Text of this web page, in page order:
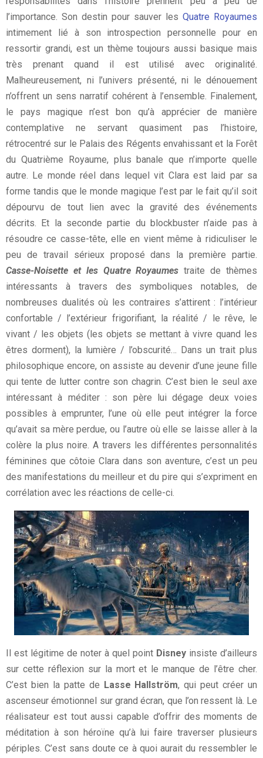
l’importance. Son destin pour sauver les Quatre Royaumes
intimement lié à son introspection personnelle pour en
ressortir grandi, est un thème toujours aussi basique mais
très prenant quand il est utilisé avec originalité.
Malheureusement, ni l’univers présenté, ni le dénouement
n’offrent un sens narratif cohérent à l’ensemble. Finalement,
le pays magique n’est bon qu’à apprécier de manière
contemplative ne servant quasiment pas l’histoire,
rétrocentré sur le Palais des Régents envahissant et la Forêt
du Quatrième Royaume, plus banale que n’importe quelle
autre. Le monde réel dans lequel vit Clara est laid par sa
forme tandis que le monde magique l’est par le fait qu’il soit
dépourvu de tout lien avec la gravité des événements
décrits. Et la seconde partie du blockbuster n’aide pas à
résoudre ce casse-tête, elle en vient même à ridiculiser le
peu de travail sérieux proposé dans la première partie.
Casse-Noisette et les Quatre Royaumes traite de thèmes
intéressants à travers des symboliques notables, de
nombreuses dualités où les contraires s’attirent : l’intérieur
confortable / l’extérieur frigorifiant, la réalité / le rêve, le
vivant / les objets (les objets se mettant à vivre quand les
êtres dorment), la lumière / l’obscurité… Dans un trait plus
philosophique encore, on assiste au devenir d’une jeune fille
qui tente de lutter contre son chagrin. C’est bien le seul axe
intéressant à méditer : son père lui dégage deux voies
possibles à emprunter, l’une où elle peut intégrer la force
qu’avait sa mère perdue, ou l’autre où elle se laisse aller à la
colère la plus noire. A travers les différentes personnalités
féminines que côtoie Clara dans son aventure, c’est un peu
des manifestations du meilleur et du pire qui s’expriment en
corrélation avec les réactions de celle-ci.
Il est légitime de noter à quel point Disney insiste d’ailleurs
sur cette réflexion sur la mort et le manque de l’être cher.
C’est bien la patte de Lasse Hallström, qui peut créer un
ascenseur émotionnel sur grand écran, que l’on ressent là. Le
réalisateur est tout aussi capable d’offrir des moments de
méditation à son héroïne qu’à lui faire traverser plusieurs
périples. C’est sans doute ce à quoi aurait du ressembler le